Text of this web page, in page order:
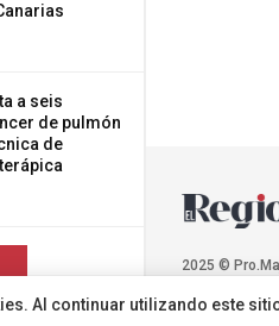
a seis
de pulmón
de
2025 ©
Al continuar utilizando este